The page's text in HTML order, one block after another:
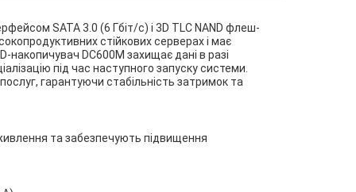
SATA 3.0 (6 Гбіт/с) і 3D TLC NAND флеш-
стійкових серверах і має
DC600M захищає дані в разі
під час наступного запуску системи.
гарантуючи стабільність затримок та
та забезпечують підвищення